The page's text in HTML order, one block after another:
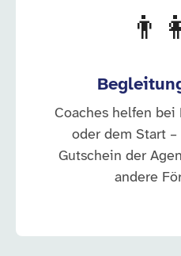
Coaches helfen bei
oder dem Start –
Gutschein der
andere